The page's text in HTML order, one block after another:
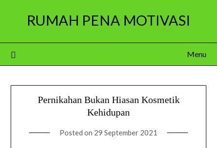
RUMAH PENA MOTIVASI
Menu
Pernikahan Bukan Hiasan Kosmetik
Kehidupan
Posted on 29 September 2021